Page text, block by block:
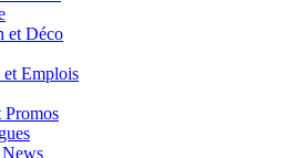
et Déco
et Emplois
Promos